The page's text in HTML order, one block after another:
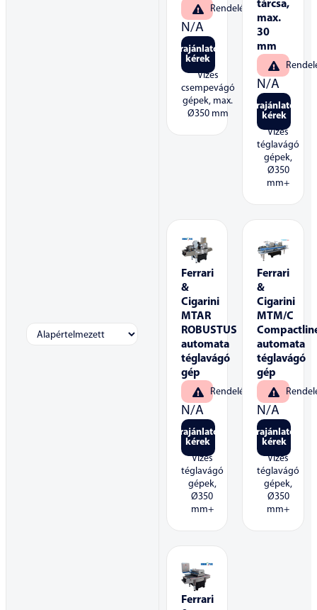
Rendelésre
N/A
Árajánlatot
kérek
Vizes
csempevágó
gépek, max.
Ø350 mm
tárcsa,
max.
30
mm
N/A
Árajánlatot
kérek
Vizes
téglavágó
gépek,
Ø350
mm+
Ferrari
&
Cigarini
MTAR
ROBUSTUS
automata
téglavágó
gép
Rendelésre
N/A
Árajánlatot
kérek
Vizes
téglavágó
gépek,
Ø350
mm+
Ferrari
&
Cigarini
MTM/C
automata
téglavágó
gép
N/A
Árajánlatot
kérek
Vizes
téglavágó
gépek,
Ø350
mm+
Ferrari